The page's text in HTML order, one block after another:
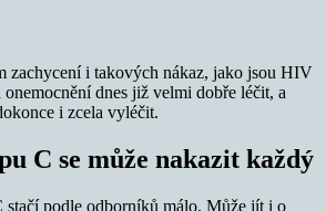
zachycení i takových nákaz, jako jsou HIV
dnes již velmi dobře léčit, a
i zcela vyléčit.
C se může nakazit každý
stačí podle odborníků málo. Může jít i o